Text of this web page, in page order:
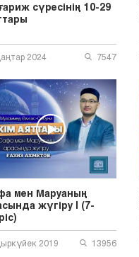
сүресінің 10-29
2024 7547
мен Маруаның
жүгіру | (7-
2019 13956